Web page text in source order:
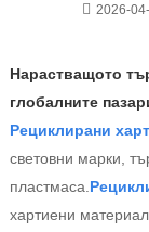
2026-
Нарастващото
глобалните
Рециклирани
световни марки,
пластмаса.
хартиени